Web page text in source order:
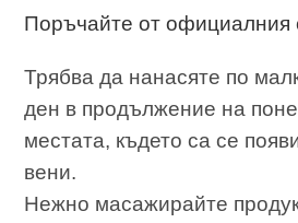
Поръчайте от официалния
Трябва да нанасяте по
ден в продължение на
местата, където са се
вени.
Нежно масажирайте